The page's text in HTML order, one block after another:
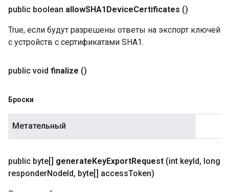
public boolean allowSHA1DeviceCertificates ()
True, если будут разрешены ответы на экспорт ключей
с устройств с сертификатами SHA1.
public void finalize ()
Броски
Метательный
public byte[] generateKeyExportRequest (int keyId, long
responderNodeId, byte[] accessToken)